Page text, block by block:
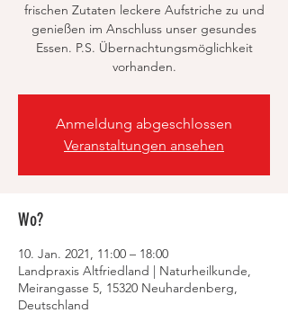
frischen Zutaten leckere Aufstriche zu und
genießen im Anschluss unser gesundes
Essen. P.S. Übernachtungsmöglichkeit
vorhanden.
Anmeldung abgeschlossen
Veranstaltungen ansehen
Wo?
10. Jan. 2021, 11:00 – 18:00
Landpraxis Altfriedland | Naturheilkunde,
Meirangasse 5, 15320 Neuhardenberg,
Deutschland